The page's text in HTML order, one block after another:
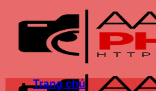
qua
dung
Trang chủ